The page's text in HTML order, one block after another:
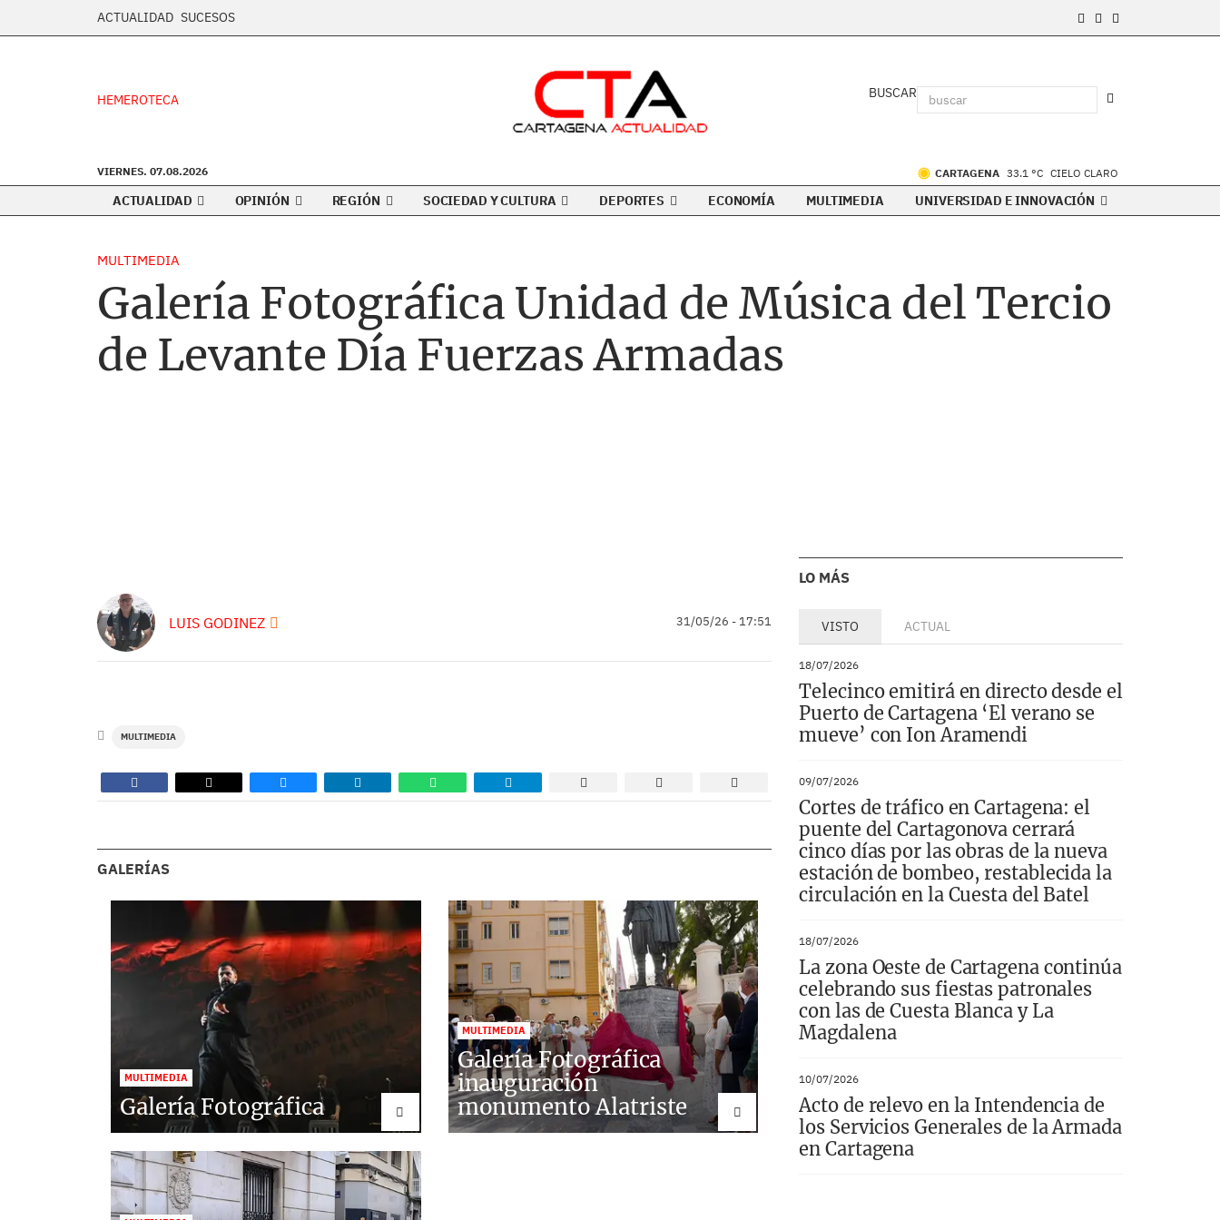
ACTUALIDAD SUCESOS
HEMEROTECA BUSCAR
VIERNES. 07.08.2026 CARTAGENA 33.1 °C CIELO CLARO
ACTUALIDAD OPINIÓN REGIÓN SOCIEDAD Y CULTURA DEPORTES ECONOMÍA MULTIMEDIA UNIVERSIDAD E INNOVACIÓN
MULTIMEDIA
Galería Fotográfica Unidad de Música del Tercio
de Levante Día Fuerzas Armadas
LUIS GODINEZ 31/05/26 - 17:51
MULTIMEDIA
GALERÍAS
MULTIMEDIA
Galería Fotográfica
MULTIMEDIA
Galería Fotográfica
inauguración
monumento Alatriste
LO MÁS
VISTO ACTUAL
18/07/2026
Telecinco emitirá en directo desde el
Puerto de Cartagena ‘El verano se
mueve’ con Ion Aramendi
09/07/2026
Cortes de tráfico en Cartagena: el
puente del Cartagonova cerrará
cinco días por las obras de la nueva
estación de bombeo, restablecida la
circulación en la Cuesta del Batel
18/07/2026
La zona Oeste de Cartagena continúa
celebrando sus fiestas patronales
con las de Cuesta Blanca y La
Magdalena
10/07/2026
Acto de relevo en la Intendencia de
los Servicios Generales de la Armada
en Cartagena